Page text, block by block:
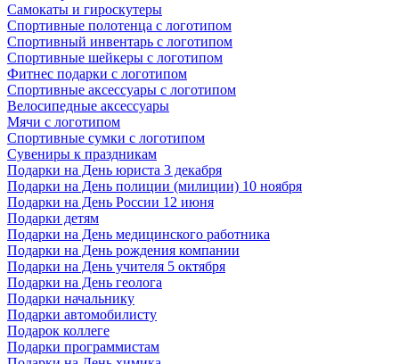
Самокаты и гироскутеры
Спортивные полотенца с логотипом
Спортивный инвентарь с логотипом
Спортивные шейкеры с логотипом
Фитнес подарки с логотипом
Спортивные аксессуары с логотипом
Велосипедные аксессуары
Мячи с логотипом
Спортивные сумки с логотипом
Сувениры к праздникам
Подарки на День юриста 3 декабря
Подарки на День полиции (милиции) 10 ноября
Подарки на День России 12 июня
Подарки детям
Подарки на День медицинского работника
Подарки на День рождения компании
Подарки на День учителя 5 октября
Подарки на День геолога
Подарки начальнику
Подарки автомобилисту
Подарок коллеге
Подарки программистам